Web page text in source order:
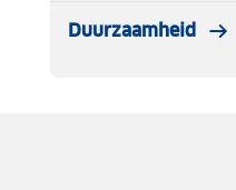
Duurzaamheid